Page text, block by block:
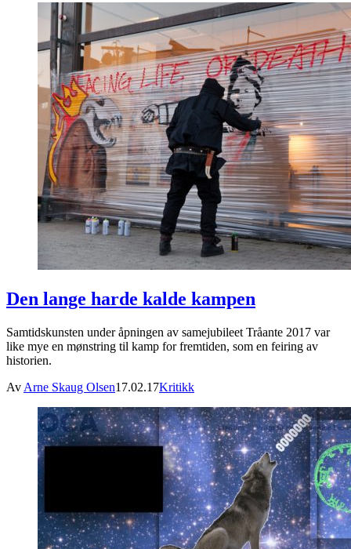
Den lange harde kalde kampen
Samtidskunsten under åpningen av samejubileet Tråante 2017 var
like mye en mønstring til kamp for fremtiden, som en feiring av
historien.
Av Arne Skaug Olsen17.02.17Kritikk